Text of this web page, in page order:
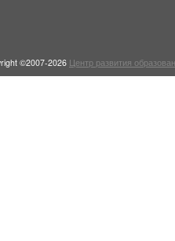
©2007-2026 Центр развития